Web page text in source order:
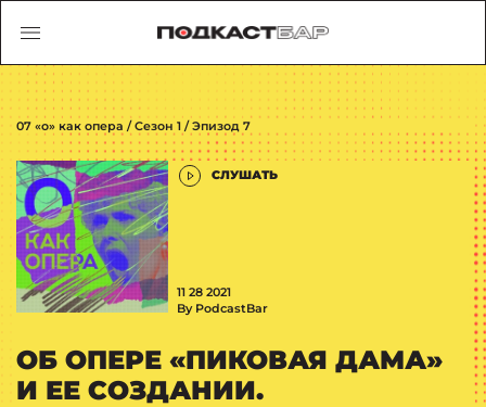
07 «о» как опера / Сезон 1 / Эпизод 7
СЛУШАТЬ
11 28 2021
By PodcastBar
ОБ ОПЕРЕ «ПИКОВАЯ ДАМА»
И ЕЕ СОЗДАНИИ.